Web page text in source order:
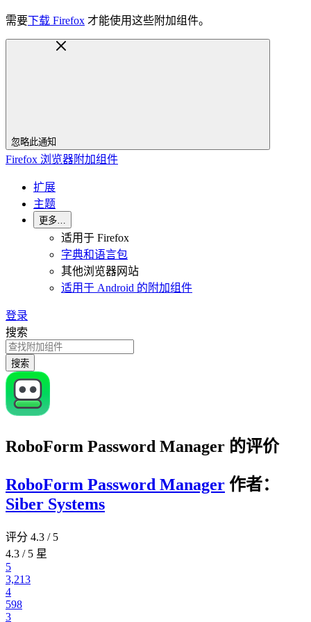
需要下载 Firefox 才能使用这些附加组件。
忽略此通知
Firefox 浏览器附加组件
扩展
主题
更多…
适用于 Firefox
字典和语言包
其他浏览器网站
适用于 Android 的附加组件
登录
搜索
搜索
RoboForm Password Manager 的评价
RoboForm Password Manager 作者：
Siber Systems
评分 4.3 / 5
4.3 / 5 星
5
3,213
4
598
3